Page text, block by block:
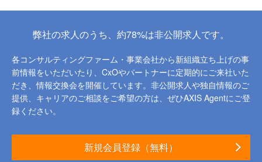
弊社の求人のうち、約78%は非公開求人です。
各コンサルティングファーム・事業会社から新組織立ち上げの事
前情報をいただいたり、 CxOやパートナーに定期的にご来社いた
だき、情報交換会を開催しています。 非公開求人や独自情報のご
提供、キャリアのご相談をご希望の方は、ぜひAXIS Agentにご登
録ください。
新規会員登録（無料）